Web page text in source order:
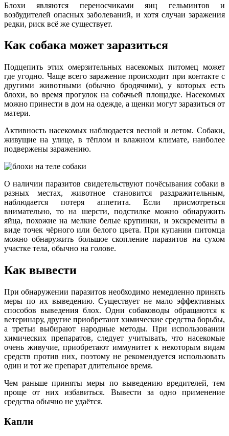
Блохи являются переносчиками яиц гельминтов и
возбудителей опасных заболеваний, и хотя случаи заражения
редки, риск всё же существует.
Как собака может заразиться
Подцепить этих омерзительных насекомых питомец может
где угодно. Чаще всего заражение происходит при контакте с
другими животными (обычно бродячими), у которых есть
блохи, во время прогулок на собачьей площадке. Насекомых
можно принести в дом на одежде, а щенки могут заразиться от
матери.
Активность насекомых наблюдается весной и летом. Собаки,
живущие на улице, в тёплом и влажном климате, наиболее
подвержены заражению.
О наличии паразитов свидетельствуют почёсывания собаки в
разных местах, животное становится раздражительным,
наблюдается потеря аппетита. Если присмотреться
внимательно, то на шерсти, подстилке можно обнаружить
яйца, похожие на мелкие белые крупинки, и экскременты в
виде точек чёрного или белого цвета. При купании питомца
можно обнаружить большое скопление паразитов на сухом
участке тела, обычно на голове.
Как вывести
При обнаружении паразитов необходимо немедленно принять
меры по их выведению. Существует не мало эффективных
способов выведения блох. Одни собаководы обращаются к
ветеринару, другие приобретают химические средства борьбы,
а третьи выбирают народные методы. При использовании
химических препаратов, следует учитывать, что насекомые
очень живучие, приобретают иммунитет к некоторым видам
средств против них, поэтому не рекомендуется использовать
один и тот же препарат длительное время.
Чем раньше приняты меры по выведению вредителей, тем
проще от них избавиться. Вывести за одно применение
средства обычно не удаётся.
Капли